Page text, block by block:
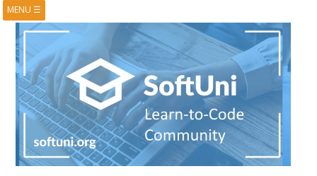
MENU ☰
HOME
ABOUT
BOOKS
COURSES
VIDEOS
PRESENTATIONS
RESEARCH
PUBLICATIONS
CONTACTS
RSS FEED